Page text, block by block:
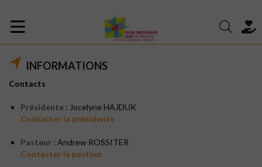
INFORMATIONS
Contacts
Présidente : Jocelyne HAJDUK
Contacter la présidente
Pasteur : Andrew ROSSITER
Contacter le pasteur